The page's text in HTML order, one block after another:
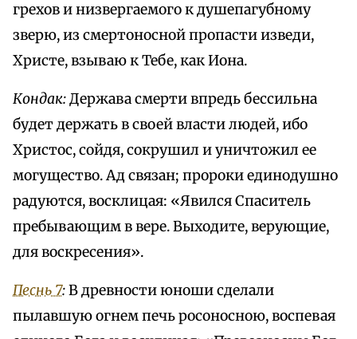
грехов и низвергаемого к душепагубному
зверю, из смертоносной пропасти изведи,
Христе, взываю к Тебе, как Иона.
Кондак:Держава смерти впредь бессильна
будет держать в своей власти людей, ибо
Христос, сойдя, сокрушил и уничтожил ее
могущество. Ад связан; пророки единодушно
радуются, восклицая: «Явился Спаситель
пребывающим в вере. Выходите, верующие,
для воскресения».
Песнь 7:В древности юноши сделали
пылавшую огнем печь росоносною, воспевая